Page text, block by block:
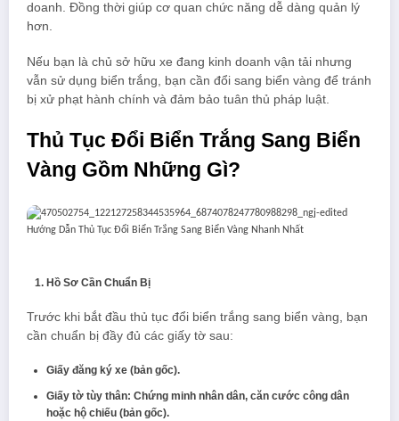
doanh. Đồng thời giúp cơ quan chức năng dễ dàng quản lý
hơn.
Nếu bạn là chủ sở hữu xe đang kinh doanh vận tải nhưng
vẫn sử dụng biển trắng, bạn cần đổi sang biển vàng để tránh
bị xử phạt hành chính và đảm bảo tuân thủ pháp luật.
Thủ Tục Đổi Biển Trắng Sang Biển
Vàng Gồm Những Gì?
Hồ Sơ Cần Chuẩn Bị
Trước khi bắt đầu thủ tục đổi biển trắng sang biển vàng, bạn
cần chuẩn bị đầy đủ các giấy tờ sau:
Giấy đăng ký xe (bản gốc).
Giấy tờ tùy thân: Chứng minh nhân dân, căn cước công dân
hoặc hộ chiếu (bản gốc).